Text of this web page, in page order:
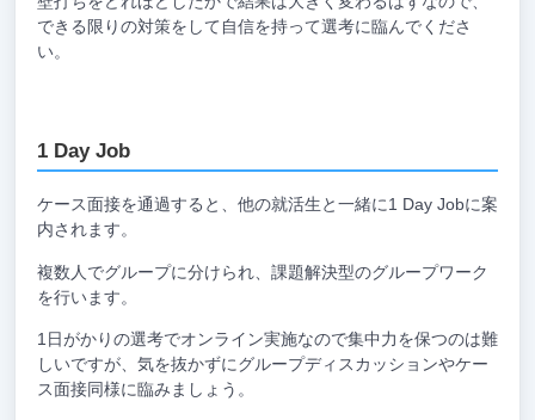
できる限りの対策をして自信を持って選考に臨んでくださ
い。
1 Day Job
ケース面接を通過すると、他の就活生と一緒に1 Day Jobに案
内されます。
複数人でグループに分けられ、課題解決型のグループワーク
を行います。
1日がかりの選考でオンライン実施なので集中力を保つのは難
しいですが、気を抜かずにグループディスカッションやケー
ス面接同様に臨みましょう。